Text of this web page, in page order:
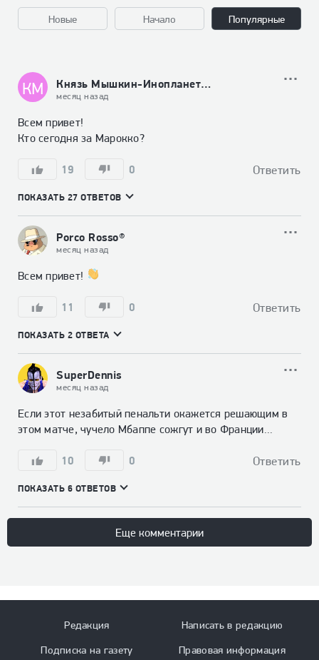
Новые Начало Популярные
КМ Князь Мышкин-Инопланетный гость
месяц назад
Всем привет!
Кто сегодня за Марокко?
19 0 Ответить
ПОКАЗАТЬ 27 ОТВЕТОВ
Porco Rosso®
месяц назад
Всем привет!
11 0 Ответить
ПОКАЗАТЬ 2 ОТВЕТА
SuperDennis
месяц назад
Если этот незабитый пенальти окажется решающим в
этом матче, чучело Мбаппе сожгут и во Франции...
10 0 Ответить
ПОКАЗАТЬ 6 ОТВЕТОВ
Еще комментарии
Редакция
Подписка на газету
Написать в редакцию
Правовая информация